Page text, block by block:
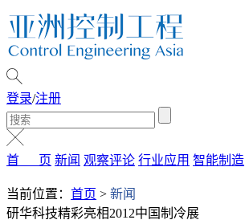
登录/注册
首 页 新闻 观察评论 行业应用 智能制造
当前位置： 首页 > 新闻
研华科技精彩亮相2012中国制冷展